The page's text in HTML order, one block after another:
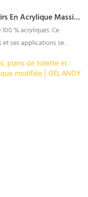
En Acrylique Massif
GELANDY
% acryliques. Ce
ses applications se
proche.